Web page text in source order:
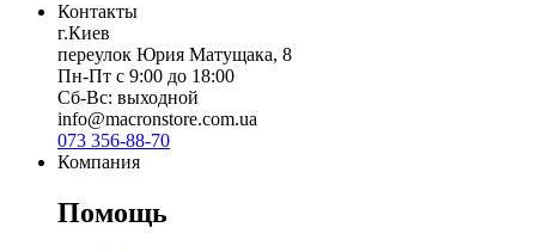
Контакты
г.Киев
переулок Юрия Матущака, 8
Пн-Пт с 9:00 до 18:00
Сб-Вс: выходной
info@macronstore.com.ua
073 356-88-70
Компания
Помощь